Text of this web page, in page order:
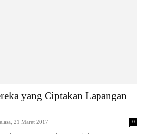
yang Ciptakan Lapangan
21 Maret 2017 0